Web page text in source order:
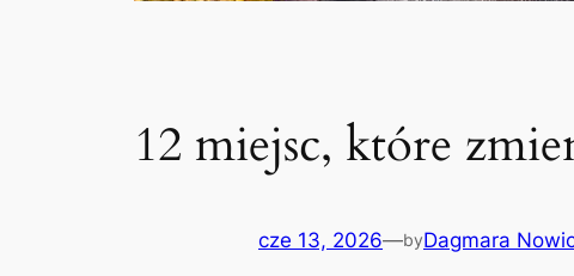
12 miejsc, które
cze 13, 2026—byDagmara